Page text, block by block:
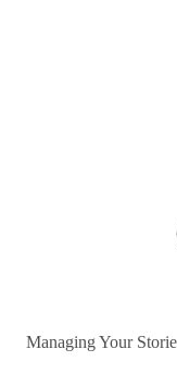
Managing Your